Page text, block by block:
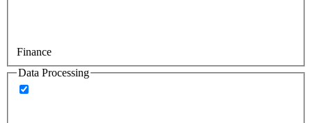
Finance
Data Processing